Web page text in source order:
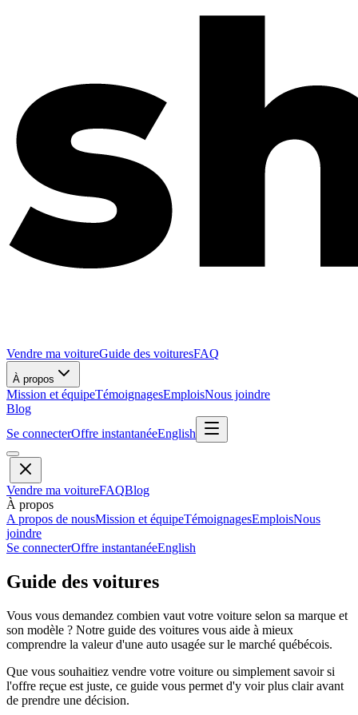
Vendre ma voitureGuide des voituresFAQ
À propos
Mission et équipeTémoignagesEmploisNous joindre
Blog
Se connecterOffre instantanéeEnglish
Vendre ma voitureFAQBlog
À propos
A propos de nousMission et équipeTémoignagesEmploisNous
joindre
Se connecterOffre instantanéeEnglish
Guide des voitures
Vous vous demandez combien vaut votre voiture selon sa marque et
son modèle ? Notre guide des voitures vous aide à mieux
comprendre la valeur d'une auto usagée sur le marché québécois.
Que vous souhaitiez vendre votre voiture ou simplement savoir si
l'offre reçue est juste, ce guide vous permet d'y voir plus clair avant
de prendre une décision.